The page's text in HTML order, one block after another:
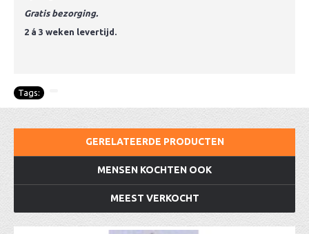
Gratis bezorging.
2 á 3 weken levertijd.
Tags:
GERELATEERDE PRODUCTEN
MENSEN KOCHTEN OOK
MEEST VERKOCHT